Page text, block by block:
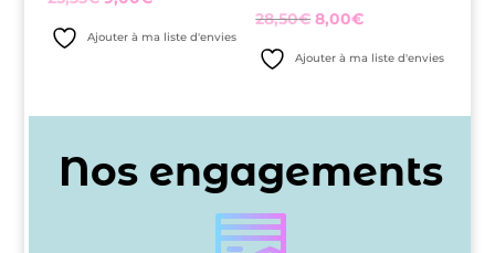
25,55€.9,00€.
Ajouter à ma liste d'envies
28,50€ Le
8,00€Le
Ajouter à ma liste d'envies
Nos engagements